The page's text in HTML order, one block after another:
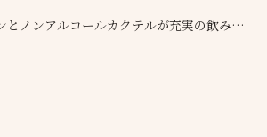
とノンアルコールカクテルが充実の飲み放